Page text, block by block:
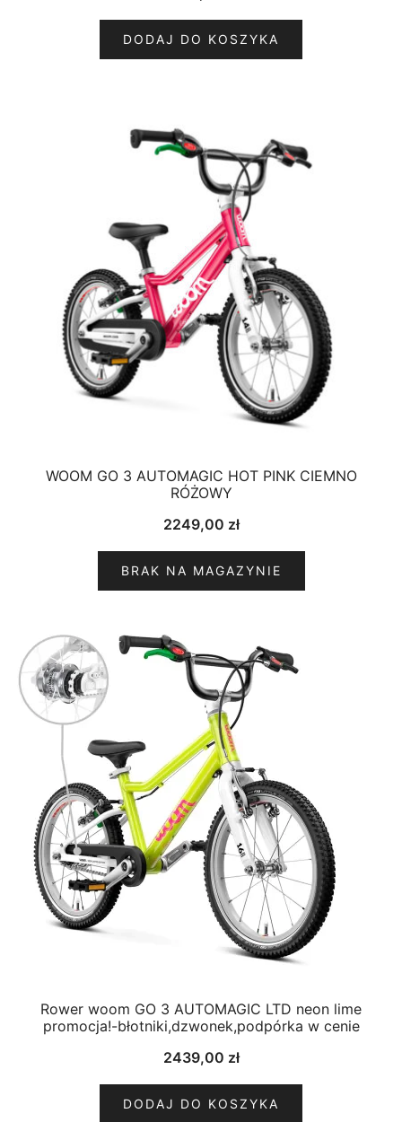
DODAJ DO KOSZYKA
WOOM GO 3 AUTOMAGIC HOT PINK CIEMNO
RÓŻOWY
2249,00 zł
BRAK NA MAGAZYNIE
Rower woom GO 3 AUTOMAGIC LTD neon lime
promocja!-błotniki,dzwonek,podpórka w cenie
2439,00 zł
DODAJ DO KOSZYKA